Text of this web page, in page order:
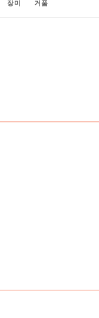
장미 거품